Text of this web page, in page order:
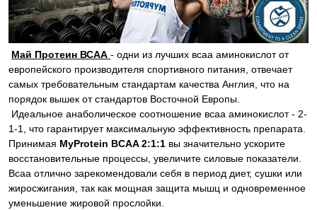
Май Протеин ВСАА - одни из лучших всаа аминокислот от
европейского производителя спортивного питания, отвечает
самых требовательным стандартам качества Англия, что на
порядок вышек от стандартов Восточной Европы.
Идеальное анаболическое соотношение всаа аминокислот - 2-
1-1, что гарантирует максимальную эффективность препарата.
Принимая MyProtein BCAA 2:1:1 вы значительно ускорите
восстановительные процессы, увеличите силовые показатели.
Всаа отлично зарекомендовали себя в период диет, сушки или
жиросжигания, так как мощная защита мышц и одновременное
уменьшение жировой прослойки.